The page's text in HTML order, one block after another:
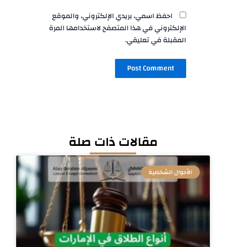
احفظ اسمي، بريدي الإلكتروني، والموقع
الإلكتروني في هذا المتصفح لاستخدامها المرة
المقبلة في تعليقي.
مقالات ذات صلة
الأحوال الشخصية